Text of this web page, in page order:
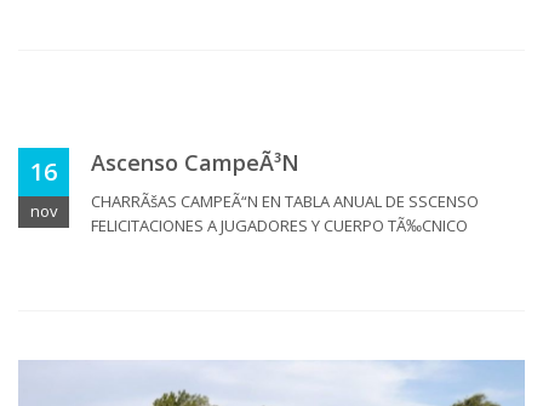
16
nov
Ascenso CampeÃ³n
CHARRÃšAS CAMPEÃ“N EN TABLA ANUAL DE SSCENSO
FELICITACIONES A JUGADORES Y CUERPO TÃ‰CNICO